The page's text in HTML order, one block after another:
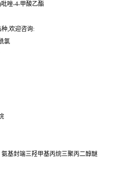
吡唑-4-甲酸乙酯
,欢迎咨询:
氯
氨基封端三羟甲基丙烷三聚丙二醇醚